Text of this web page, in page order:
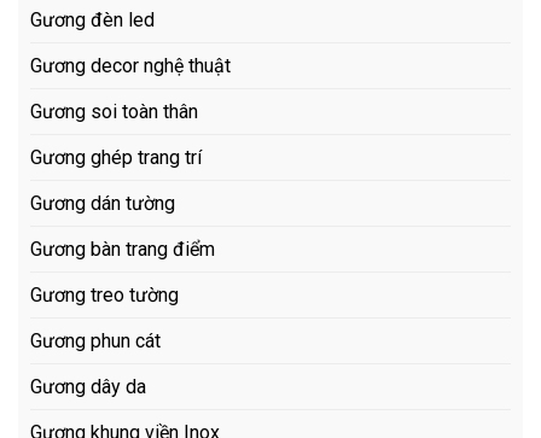
Gương đèn led
Gương decor nghệ thuật
Gương soi toàn thân
Gương ghép trang trí
Gương dán tường
Gương bàn trang điểm
Gương treo tường
Gương phun cát
Gương dây da
Gương khung viền Inox